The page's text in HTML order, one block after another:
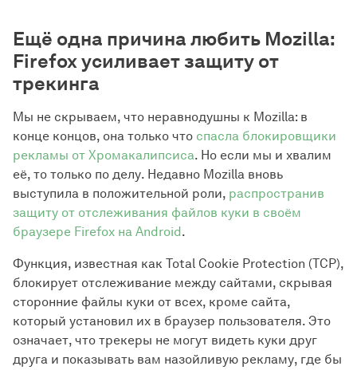
Ещё одна причина любить Mozilla:
Firefox усиливает защиту от
трекинга
Мы не скрываем, что неравнодушны к Mozilla: в
конце концов, она только что спасла блокировщики
рекламы от Хромакалипсиса. Но если мы и хвалим
её, то только по делу. Недавно Mozilla вновь
выступила в положительной роли, распространив
защиту от отслеживания файлов куки в своём
браузере Firefox на Android.
Функция, известная как Total Cookie Protection (TCP),
блокирует отслеживание между сайтами, скрывая
сторонние файлы куки от всех, кроме сайта,
который установил их в браузер пользователя. Это
означает, что трекеры не могут видеть куки друг
друга и показывать вам назойливую рекламу, где бы